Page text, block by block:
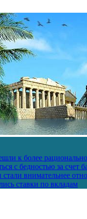
к более
с бедностью за счет
стали внимательнее
ставки по вкладам